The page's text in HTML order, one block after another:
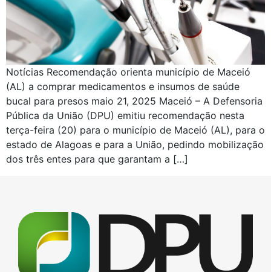
Notícias Recomendação orienta município de Maceió
(AL) a comprar medicamentos e insumos de saúde
bucal para presos maio 21, 2025 Maceió – A Defensoria
Pública da União (DPU) emitiu recomendação nesta
terça-feira (20) para o município de Maceió (AL), para o
estado de Alagoas e para a União, pedindo mobilização
dos três entes para que garantam a […]